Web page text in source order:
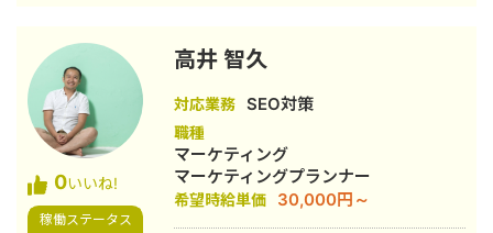
成果に接続する実行型パートナーとし
て活動中！ ■Web解析士資格保有 ■薬
機法管理者資格保有 ■趣味 #食べ歩き
#ゴルフ #サウナ #バスケ #アクアスロ
ン
0いいね!
稼働ステータス
高井 智久
対応業務 SEO対策
職種
マーケティング
マーケティングプランナー
希望時給単価 30,000円～